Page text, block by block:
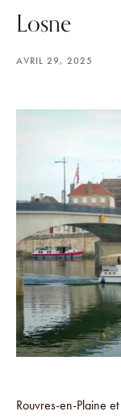
Losne
AVRIL 29, 2025
Rouvres-en-Plaine